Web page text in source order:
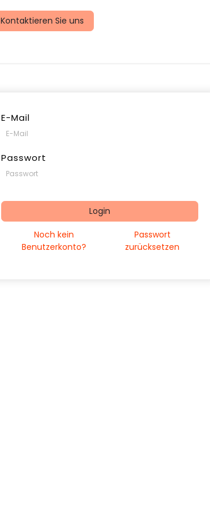
Kontaktieren Sie uns
E-Mail
Passwort
Login
Noch kein
Benutzerkonto?
Passwort
zurücksetzen